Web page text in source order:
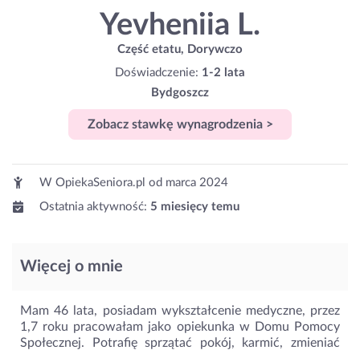
Yevheniia L.
Część etatu, Dorywczo
Doświadczenie: 1-2 lata
Bydgoszcz
Zobacz stawkę wynagrodzenia >
W OpiekaSeniora.pl od marca 2024
Ostatnia aktywność: 5 miesięcy temu
Więcej o mnie
Mam 46 lata, posiadam wykształcenie medyczne, przez
1,7 roku pracowałam jako opiekunka w Domu Pomocy
Społecznej. Potrafię sprzątać pokój, karmić, zmieniać